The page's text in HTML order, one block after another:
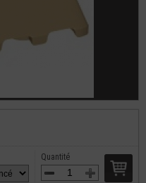
Quantité